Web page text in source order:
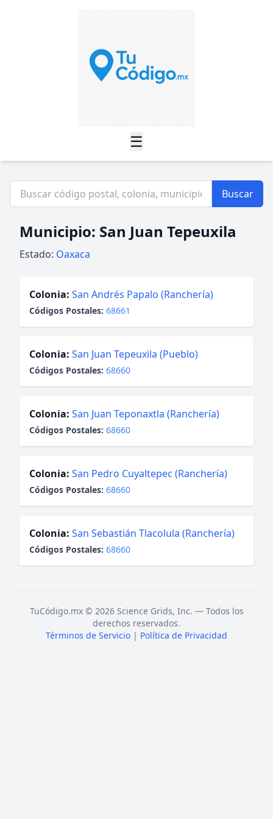
☰
Buscar
Municipio: San Juan Tepeuxila
Estado: Oaxaca
Colonia: San Andrés Papalo (Ranchería)
Códigos Postales: 68661
Colonia: San Juan Tepeuxila (Pueblo)
Códigos Postales: 68660
Colonia: San Juan Teponaxtla (Ranchería)
Códigos Postales: 68660
Colonia: San Pedro Cuyaltepec (Ranchería)
Códigos Postales: 68660
Colonia: San Sebastián Tlacolula (Ranchería)
Códigos Postales: 68660
TuCódigo.mx © 2026 Science Grids, Inc. — Todos los
derechos reservados.
Términos de Servicio | Política de Privacidad